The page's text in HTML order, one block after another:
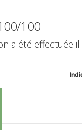
100
a été effectuée il